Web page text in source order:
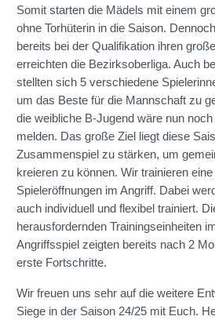
Somit starten die Mädels mit einem
ohne Torhüterin in die Saison.
bereits bei der Qualifikation ihren
erreichten die Bezirksoberliga. Auch
stellten sich 5 verschiedene
um das Beste für die Mannschaft zu
die weibliche B-Jugend wäre nun
melden. Das große Ziel liegt diese
Zusammenspiel zu stärken, um
kreieren zu können. Wir trainieren
Spieleröffnungen im Angriff. Dabei
auch individuell und flexibel trainiert.
herausfordernden Trainingseinheiten
Angriffsspiel zeigten bereits nach 2
erste Fortschritte.
Wir freuen uns sehr auf die weitere
Siege in der Saison 24/25 mit Euch.